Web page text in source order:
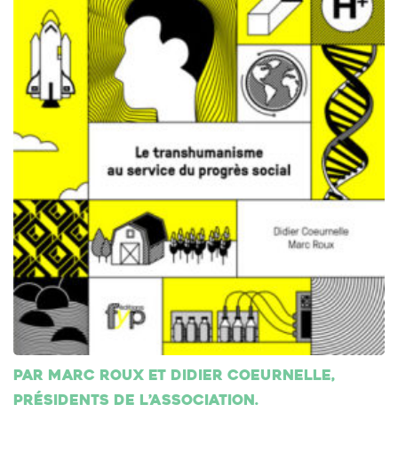
Par Marc Roux et Didier Coeurnelle,
présidents de l’association.